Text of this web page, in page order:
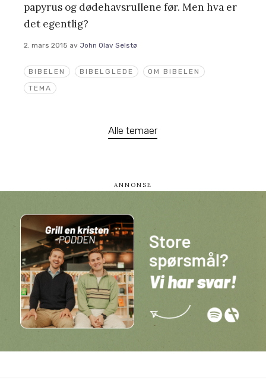
BIBELEN BIBELGLEDE
OM BIBELEN
TEMA
papyrus og dødehavsrullene før. Men hva er
det egentlig?
2. mars 2015 av John Olav Selstø
Alle temaer